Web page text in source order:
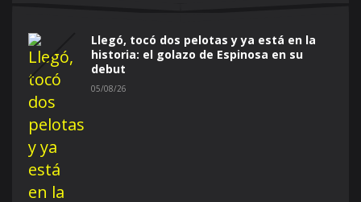
Llegó, tocó dos pelotas y ya está en la
historia: el golazo de Espinosa en su
debut
05/08/26